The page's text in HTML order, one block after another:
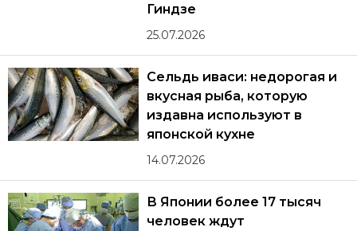
Гиндзе
25.07.2026
Сельдь иваси: недорогая и
вкусная рыба, которую
издавна используют в
японской кухне
14.07.2026
В Японии более 17 тысяч
человек ждут